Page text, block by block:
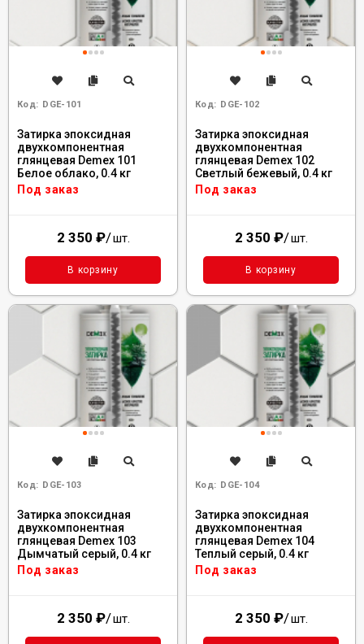
Код: DGE-101
Затирка эпоксидная
двухкомпонентная
глянцевая Demex 101
Белое облако, 0.4 кг
Под заказ
2 350 ₽/шт.
В корзину
Код: DGE-102
Затирка эпоксидная
двухкомпонентная
глянцевая Demex 102
Светлый бежевый, 0.4 кг
Под заказ
2 350 ₽/шт.
В корзину
Код: DGE-103
Затирка эпоксидная
двухкомпонентная
глянцевая Demex 103
Дымчатый серый, 0.4 кг
Под заказ
2 350 ₽/шт.
Код: DGE-104
Затирка эпоксидная
двухкомпонентная
глянцевая Demex 104
Теплый серый, 0.4 кг
Под заказ
2 350 ₽/шт.